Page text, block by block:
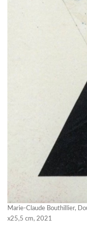
Marie-Claude Bouthillier,
x25,5 cm, 2021